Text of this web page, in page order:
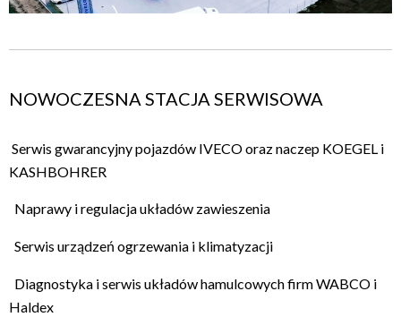
NOWOCZESNA STACJA SERWISOWA
Serwis gwarancyjny pojazdów IVECO oraz naczep KOEGEL i
KASHBOHRER
Naprawy i regulacja układów zawieszenia
Serwis urządzeń ogrzewania i klimatyzacji
Diagnostyka i serwis układów hamulcowych firm WABCO i
Haldex